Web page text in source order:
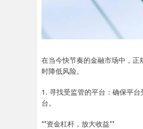
在当今快节奏的金融市场中，
时降低风险。
1. 寻找受监管的平台：确保平
台。
**资金杠杆，放大收益**